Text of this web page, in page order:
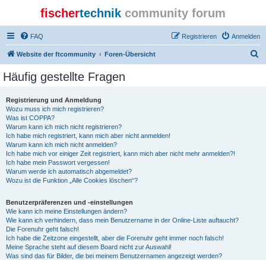
fischertechnik community forum
FAQ Anmelden
Registrieren
Website der ftcommunity Foren-Übersicht
Häufig gestellte Fragen
Registrierung und Anmeldung
Wozu muss ich mich registrieren?
Was ist COPPA?
Warum kann ich mich nicht registrieren?
Ich habe mich registriert, kann mich aber nicht anmelden!
Warum kann ich mich nicht anmelden?
Ich habe mich vor einiger Zeit registriert, kann mich aber nicht mehr anmelden?!
Ich habe mein Passwort vergessen!
Warum werde ich automatisch abgemeldet?
Wozu ist die Funktion „Alle Cookies löschen“?
Benutzerpräferenzen und -einstellungen
Wie kann ich meine Einstellungen ändern?
Wie kann ich verhindern, dass mein Benutzername in der Online-Liste auftaucht?
Die Forenuhr geht falsch!
Ich habe die Zeitzone eingestellt, aber die Forenuhr geht immer noch falsch!
Meine Sprache steht auf diesem Board nicht zur Auswahl!
Was sind das für Bilder, die bei meinem Benutzernamen angezeigt werden?